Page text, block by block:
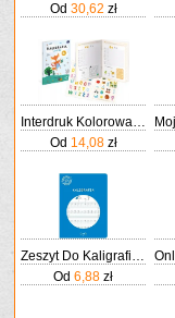
Od 30,62 zł
Interdruk Kolorowanka Zeszyt Ćwiczeń A4 Kaligrafia Literki Nauka Liter 57 Naklejek
Od 14,08zł
Zeszyt Do Kaligrafii A4 Gatis 16 Linia Nauka Pisan
Od6,88 zł